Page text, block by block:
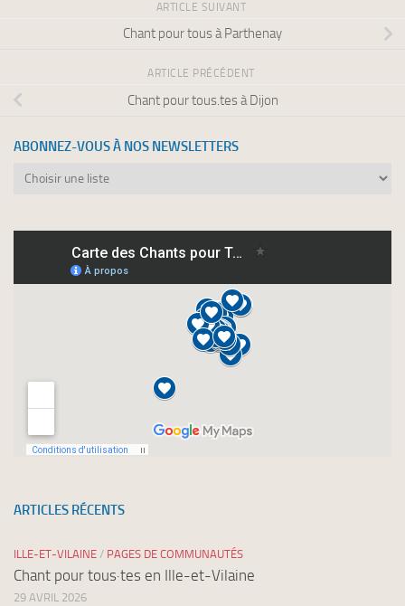
ARTICLE SUIVANT
Chant pour tous à Parthenay
ARTICLE PRÉCÉDENT
Chant pour tous.tes à Dijon
ABONNEZ-VOUS À NOS NEWSLETTERS
Abonnez-
newsletters
ARTICLES RÉCENTS
ILLE-ET-VILAINE / PAGES DE COMMUNAUTÉS
Chant pour tous·tes en Ille-et-Vilaine
29 AVRIL 2026